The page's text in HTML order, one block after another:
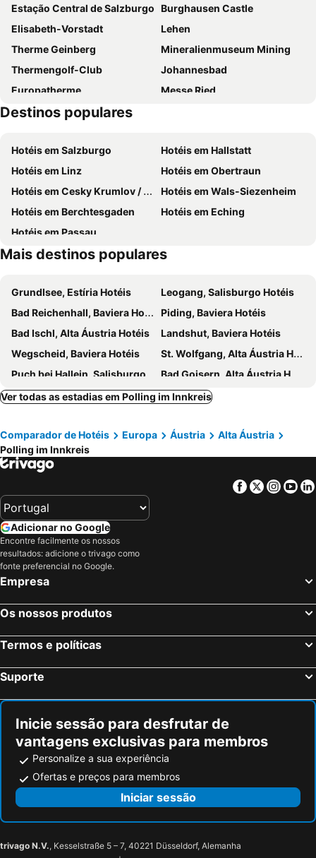
Estação Central de Salzburgo Burghausen Castle
Elisabeth-Vorstadt
Lehen
Therme Geinberg
Mineralienmuseum Mining
Thermengolf-Club
Johannesbad
Europatherme
Messe Ried
Sommerrodelbahn Haag
Eurotherme
Heining
Gassner
Hals
Schallmoos
Destinos populares
Hotéis em Salzburgo
Hotéis em Hallstatt
Hotéis em Linz
Hotéis em Obertraun
Hotéis em Cesky Krumlov / Krumau
Hotéis em Wals-Siezenheim
Hotéis em Berchtesgaden
Hotéis em Eching
Hotéis em Passau
Mais destinos populares
Grundlsee, Estíria Hotéis
Leogang, Salisburgo Hotéis
Bad Reichenhall, Baviera Hotéis
Piding, Baviera Hotéis
Bad Ischl, Alta Áustria Hotéis
Landshut, Baviera Hotéis
Wegscheid, Baviera Hotéis
St. Wolfgang, Alta Áustria Hotéis
Puch bei Hallein, Salisburgo Hotéis
Bad Goisern, Alta Áustria Hotéis
Straubing, Baviera Hotéis
Schönau am Königssee, Baviera Hotéis
Hof bei Salzburg, Salisburgo Hotéis
Saaldorf-Surheim, Baviera Hotéis
Wels, Alta Áustria Hotéis
Rußbach, Salisburgo Hotéis
Ainring, Baviera Hotéis
Salzburgo, Salisburgo Hotéis
Hallstatt, Alta Áustria Hotéis
Linz, Alta Áustria Hotéis
Cesky Krumlov / Krumau, Boêmia do Sul Hotéis
Berchtesgaden, Baviera Hotéis
Viena, Viena Hotéis
Ischgl, Tirol Hotéis
Seefeld, Tirol Hotéis
Ver todas as estadias em Polling im Innkreis
Comparador de Hotéis Europa Áustria
Alta Áustria
Polling im Innkreis
Facebook
Twitter
Adicionar no Google
Encontre facilmente os nossos
resultados: adicione o trivago como
fonte preferencial no Google.
Empresa
Os nossos produtos
Termos e políticas
Suporte
Inicie sessão para desfrutar de
vantagens exclusivas para membros
Personalize a sua experiência
Ofertas e preços para membros
Iniciar sessão
trivago N.V., Kesselstraße 5 – 7, 40221 Düsseldorf, Alemanha